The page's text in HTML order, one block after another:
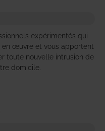
expérimentés qui
œuvre et vous apportent
toute nouvelle intrusion de
domicile.